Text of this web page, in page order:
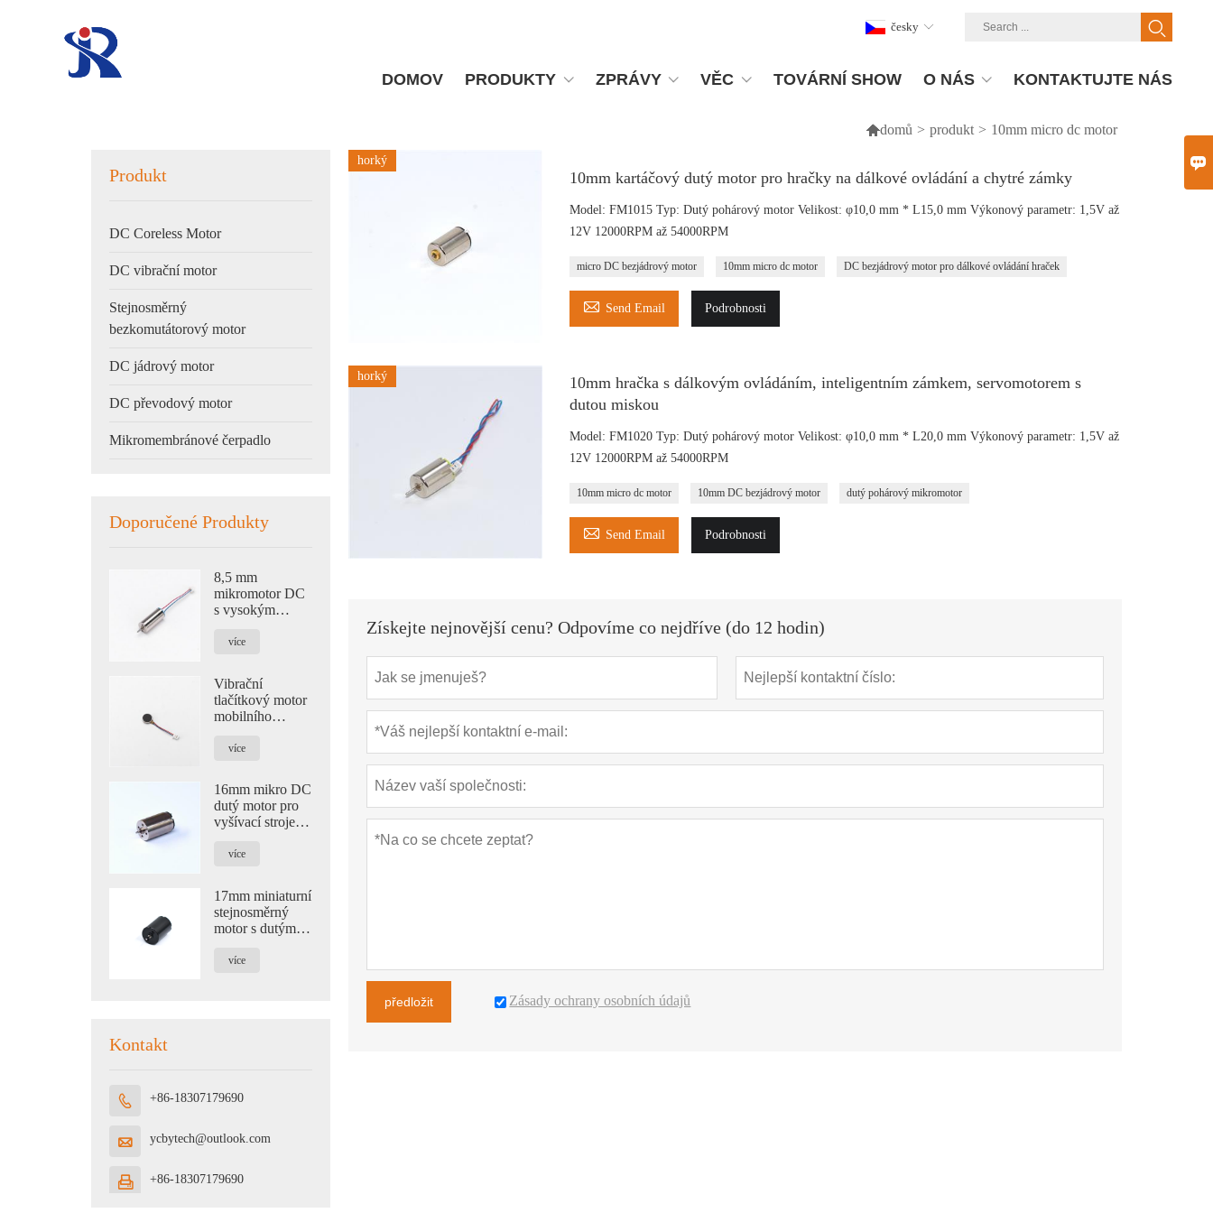
DOMOV PRODUKTY ZPRÁVY VĚC TOVÁRNÍ SHOW O NÁS KONTAKTUJTE NÁS
česky
domů > produkt > 10mm micro dc motor
Produkt
DC Coreless Motor
DC vibrační motor
Stejnosměrný
bezkomutátorový motor
DC jádrový motor
DC převodový motor
Mikromembránové čerpadlo
Doporučené Produkty
8,5 mm
mikromotor DC
s vysokým
momentem pro
více
Vibrační
tlačítkový motor
mobilního
pro chytré
očí
více
16mm mikro DC
dutý motor pro
vyšívací stroje,
vybavení
více
17mm miniaturní
stejnosměrný
motor s dutým
kosmetické
více
Kontakt
 +86-18307179690
 ycbytech@outlook.com
 +86-18307179690
horký
10mm kartáčový dutý motor pro hračky na dálkové ovládání a chytré zámky
Model: FM1015 Typ: Dutý pohárový motor Velikost: φ10,0 mm * L15,0 mm Výkonový parametr: 1,5V až
12V 12000RPM až 54000RPM
micro DC bezjádrový motor 10mm micro dc motor DC bezjádrový motor pro dálkové ovládání hraček
 Send Email Podrobnosti
horký
10mm hračka s dálkovým ovládáním, inteligentním zámkem, servomotorem s
dutou miskou
Model: FM1020 Typ: Dutý pohárový motor Velikost: φ10,0 mm * L20,0 mm Výkonový parametr: 1,5V až
12V 12000RPM až 54000RPM
10mm micro dc motor 10mm DC bezjádrový motor dutý pohárový mikromotor
 Send Email Podrobnosti
Získejte nejnovější cenu? Odpovíme co nejdříve (do 12 hodin)
předložit Zásady ochrany osobních údajů
